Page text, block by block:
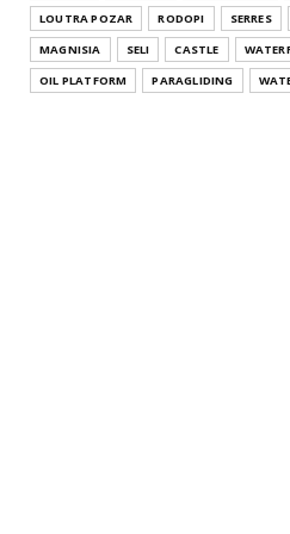
July 26,
LOUTRA POZAR
RODOPI SERRES
MAGNISIA
SELI CASTLE
OIL PLATFORM
PARAGLIDING